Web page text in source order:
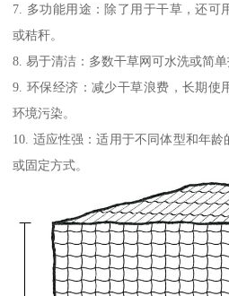
7. 多功能用途：除了用于干草，还可
或秸秆。
8. 易于清洁：多数干草网可水洗或简
9. 环保经济：减少干草浪费，长期使
环境污染。
10. 适应性强：适用于不同体型和年
或固定方式。